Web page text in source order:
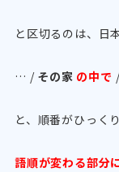
と区切るのは、日
… / その家 の中で
と、順番がひっく
語順が変わる部分